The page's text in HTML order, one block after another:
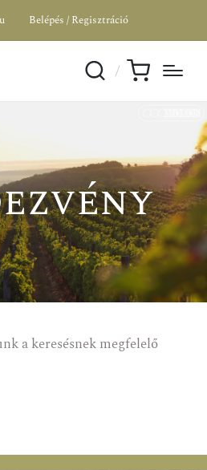
Belépés / Regisztráció
a keresésnek megfelelő